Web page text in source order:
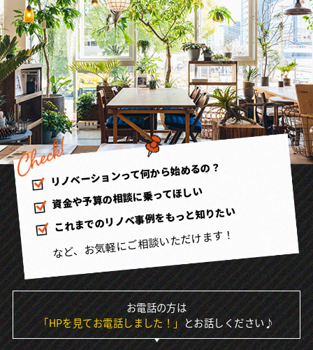
リノベーションって何から始めるの？
資金や予算の相談に乗ってほしい
これまでのリノベ事例をもっと知りたい
など、お気軽にご相談いただけます！
お電話の方は
「HPを見てお電話しました！」とお話しください♪